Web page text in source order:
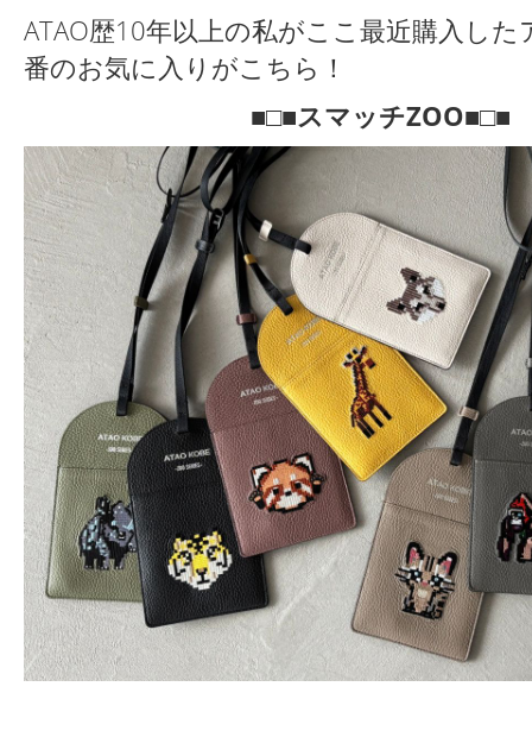
ATAO歴10年以上の私がここ最近購入し
番のお気に入りがこちら！
■□■スマッチZOO■□■